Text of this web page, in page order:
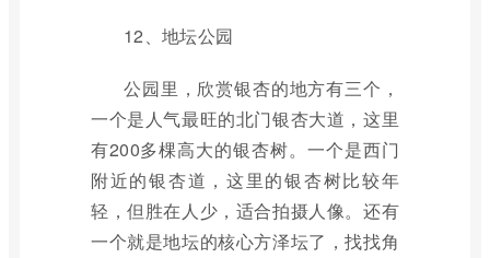
12、地坛公园
公园里，欣赏银杏的地方有三个，
一个是人气最旺的北门银杏大道，这里
有200多棵高大的银杏树。一个是西门
附近的银杏道，这里的银杏树比较年
轻，但胜在人少，适合拍摄人像。还有
一个就是地坛的核心方泽坛了，找找角